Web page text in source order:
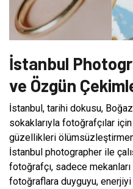
İstanbul
ve Özgün
İstanbul, tarihi dokusu,
sokaklarıyla fotoğrafçılar
güzellikleri
İstanbul photographer ile
fotoğrafçı, sadece
fotoğraflara duyguyu,